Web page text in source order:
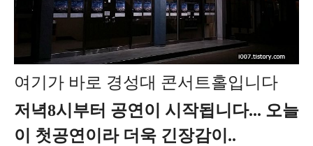
여기가 바로 경성대 콘서트홀입니다
저녁8시부터 공연이 시작됩니다... 오늘
이 첫공연이라 더욱 긴장감이..